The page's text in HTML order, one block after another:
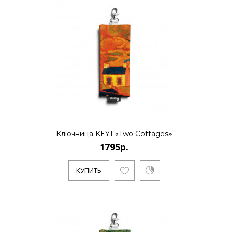
Ключница KEY1 «Two Cottages»
1795р.
КУПИТЬ